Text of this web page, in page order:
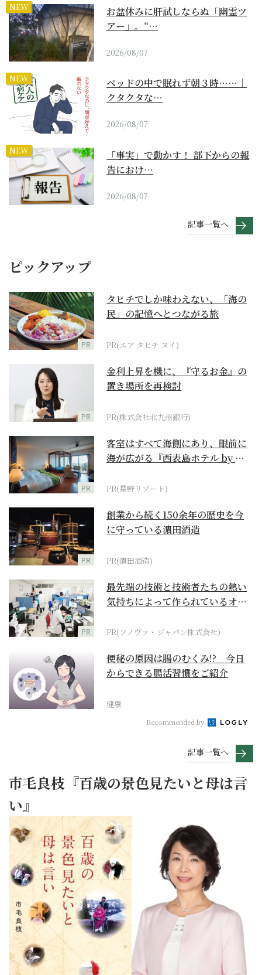
NEW
お盆休みに肝試しならぬ「幽霊ツ
アー」。“…
2026/08/07
NEW
ベッドの中で眠れず朝３時……｜
クタクタな…
2026/08/07
NEW
「事実」で動かす！ 部下からの報
告におけ…
2026/08/07
記事一覧へ
ピックアップ
PR
タヒチでしか味わえない、「海の
民」の記憶へとつながる旅
PR(エア タヒチ ヌイ)
PR
金利上昇を機に、『守るお金』の
置き場所を再検討
PR(株式会社北九州銀行)
PR
客室はすべて海側にあり、眼前に
海が広がる『西表島ホテル by 星
PR(星野リゾート)
PR
創業から続く150余年の歴史を今
に守っている濵田酒造
PR(濵田酒造)
PR
最先端の技術と技術者たちの熱い
気持ちによって作られているオー
PR(ソノヴァ・ジャパン株式会社)
便秘の原因は腸のむくみ!? 今日
からできる腸活習慣をご紹介
健康
Recommended by
記事一覧へ
市毛良枝『百歳の景色見たいと母は言
い』